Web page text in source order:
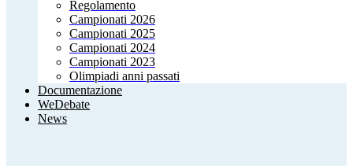
Regolamento
Campionati 2026
Campionati 2025
Campionati 2024
Campionati 2023
Olimpiadi anni passati
Documentazione
WeDebate
News